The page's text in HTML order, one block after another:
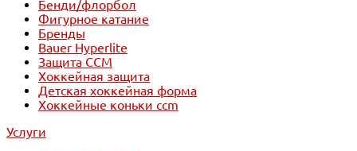
Бенди/флорбол
Фигурное катание
Бренды
Bauer Hyperlite
Защита CCM
Хоккейная защита
Детская хоккейная форма
Хоккейные коньки ccm
Услуги